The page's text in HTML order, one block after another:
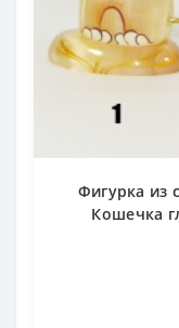
Фигурка из
Кошечка